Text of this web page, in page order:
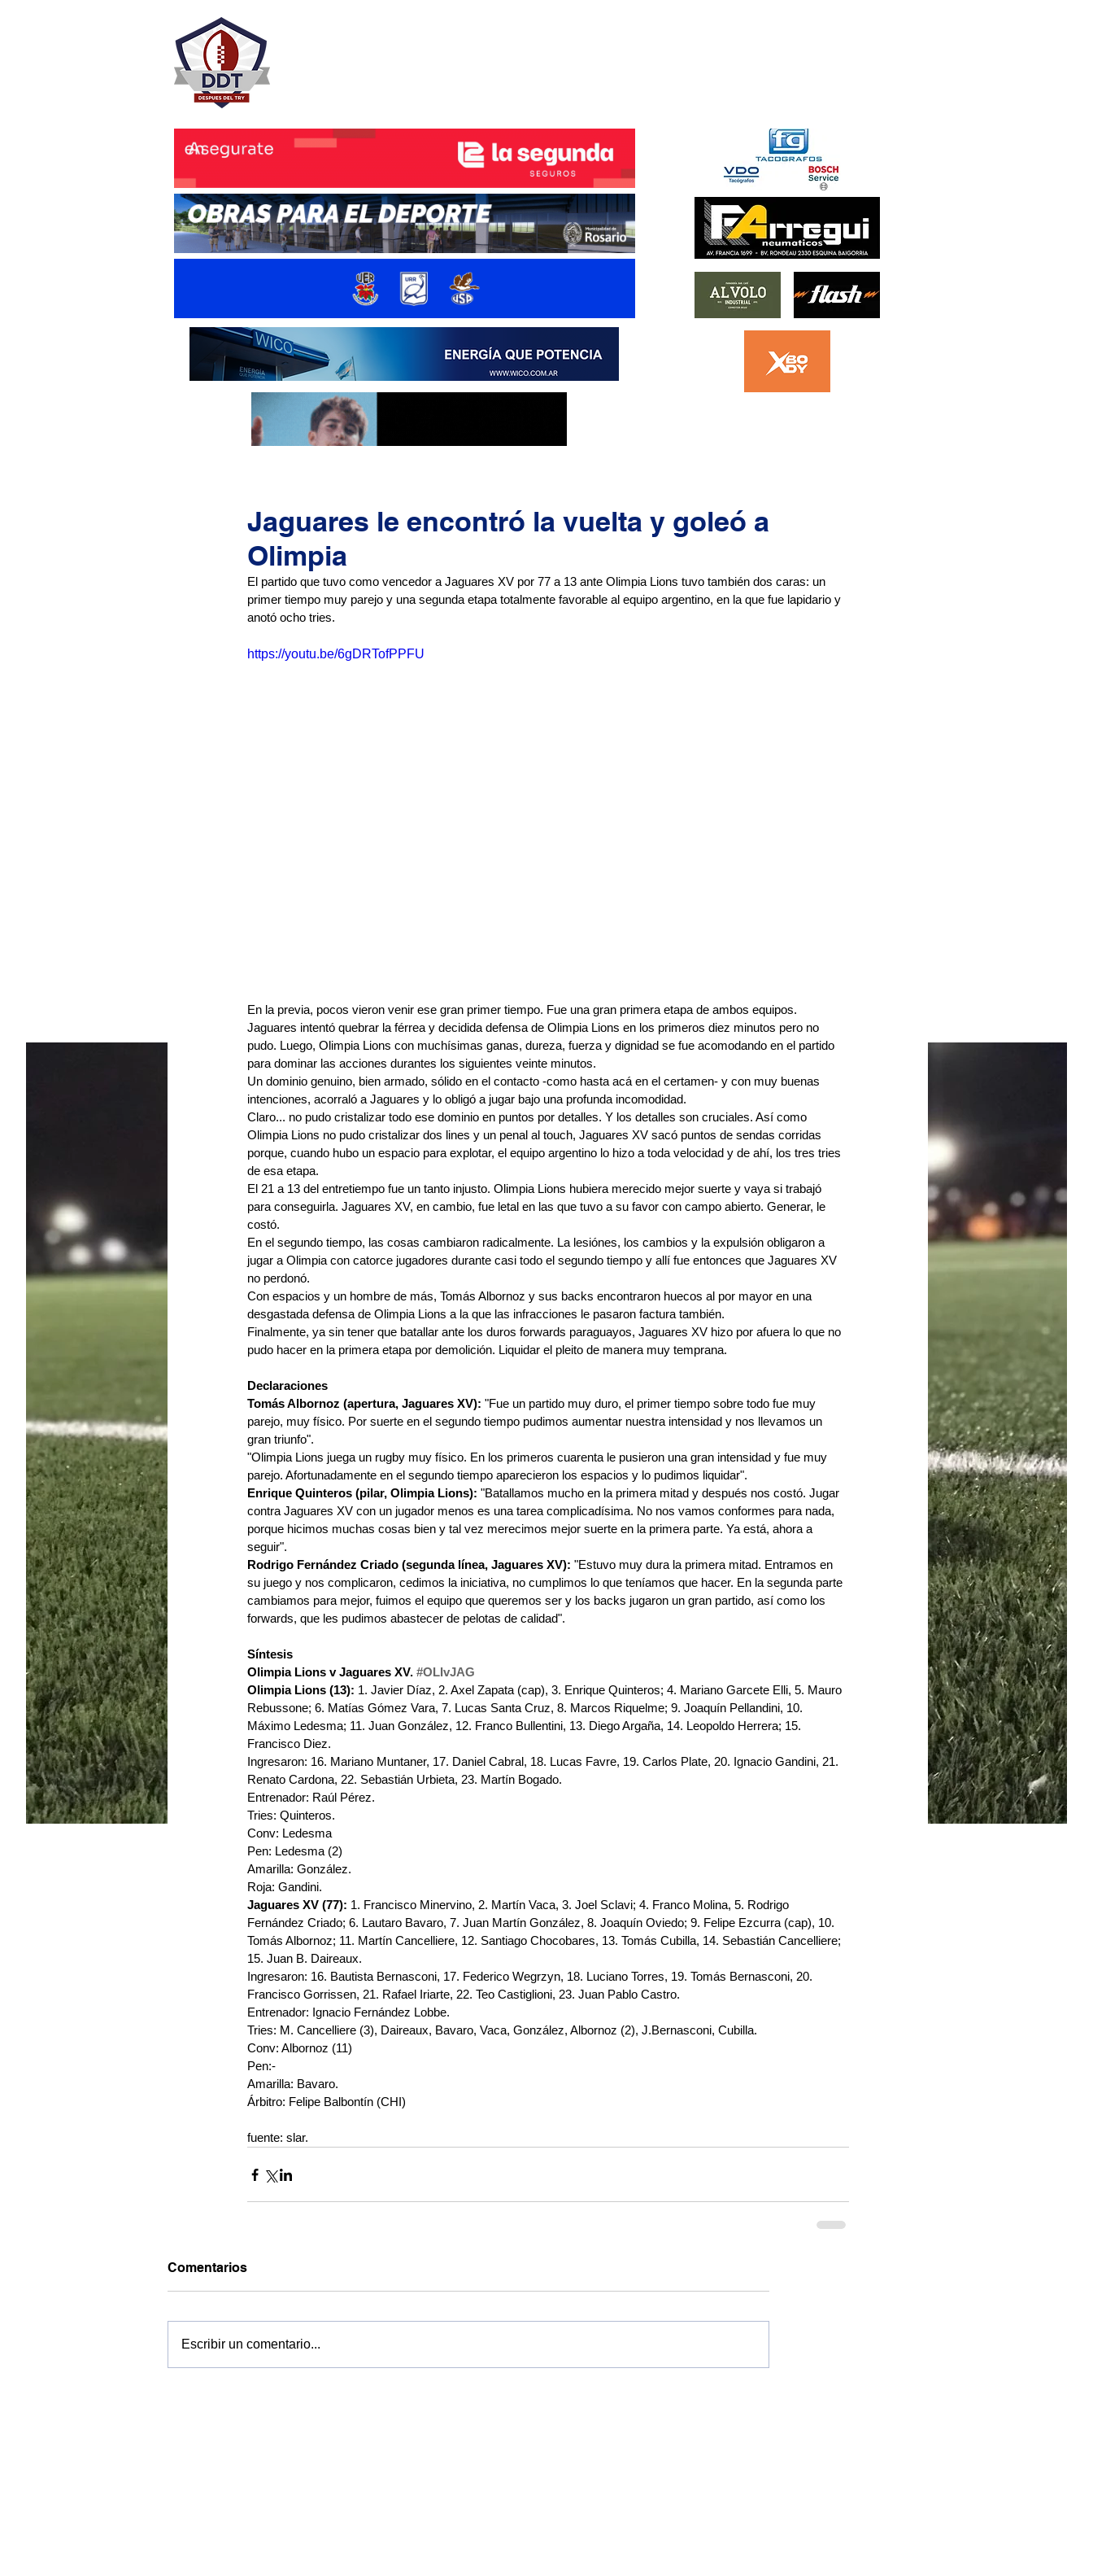
Jaguares le encontró la vuelta y goleó a
Olimpia
El partido que tuvo como vencedor a Jaguares XV por 77 a 13 ante Olimpia Lions tuvo también dos caras: un
primer tiempo muy parejo y una segunda etapa totalmente favorable al equipo argentino, en la que fue lapidario y
anotó ocho tries.
https://youtu.be/6gDRTofPPFU
En la previa, pocos vieron venir ese gran primer tiempo. Fue una gran primera etapa de ambos equipos.
Jaguares intentó quebrar la férrea y decidida defensa de Olimpia Lions en los primeros diez minutos pero no
pudo. Luego, Olimpia Lions con muchísimas ganas, dureza, fuerza y dignidad se fue acomodando en el partido
para dominar las acciones durantes los siguientes veinte minutos.
Un dominio genuino, bien armado, sólido en el contacto -como hasta acá en el certamen- y con muy buenas
intenciones, acorraló a Jaguares y lo obligó a jugar bajo una profunda incomodidad.
Claro... no pudo cristalizar todo ese dominio en puntos por detalles. Y los detalles son cruciales. Así como
Olimpia Lions no pudo cristalizar dos lines y un penal al touch, Jaguares XV sacó puntos de sendas corridas
porque, cuando hubo un espacio para explotar, el equipo argentino lo hizo a toda velocidad y de ahí, los tres tries
de esa etapa.
El 21 a 13 del entretiempo fue un tanto injusto. Olimpia Lions hubiera merecido mejor suerte y vaya si trabajó
para conseguirla. Jaguares XV, en cambio, fue letal en las que tuvo a su favor con campo abierto. Generar, le
costó.
En el segundo tiempo, las cosas cambiaron radicalmente. La lesiónes, los cambios y la expulsión obligaron a
jugar a Olimpia con catorce jugadores durante casi todo el segundo tiempo y allí fue entonces que Jaguares XV
no perdonó.
Con espacios y un hombre de más, Tomás Albornoz y sus backs encontraron huecos al por mayor en una
desgastada defensa de Olimpia Lions a la que las infracciones le pasaron factura también.
Finalmente, ya sin tener que batallar ante los duros forwards paraguayos, Jaguares XV hizo por afuera lo que no
pudo hacer en la primera etapa por demolición. Liquidar el pleito de manera muy temprana.
Declaraciones
Tomás Albornoz (apertura, Jaguares XV): "Fue un partido muy duro, el primer tiempo sobre todo fue muy
parejo, muy físico. Por suerte en el segundo tiempo pudimos aumentar nuestra intensidad y nos llevamos un
gran triunfo".
"Olimpia Lions juega un rugby muy físico. En los primeros cuarenta le pusieron una gran intensidad y fue muy
parejo. Afortunadamente en el segundo tiempo aparecieron los espacios y lo pudimos liquidar".
Enrique Quinteros (pilar, Olimpia Lions): "Batallamos mucho en la primera mitad y después nos costó. Jugar
contra Jaguares XV con un jugador menos es una tarea complicadísima. No nos vamos conformes para nada,
porque hicimos muchas cosas bien y tal vez merecimos mejor suerte en la primera parte. Ya está, ahora a
seguir".
Rodrigo Fernández Criado (segunda línea, Jaguares XV): "Estuvo muy dura la primera mitad. Entramos en
su juego y nos complicaron, cedimos la iniciativa, no cumplimos lo que teníamos que hacer. En la segunda parte
cambiamos para mejor, fuimos el equipo que queremos ser y los backs jugaron un gran partido, así como los
forwards, que les pudimos abastecer de pelotas de calidad".
Síntesis
Olimpia Lions v Jaguares XV. #OLIvJAG
Olimpia Lions (13): 1. Javier Díaz, 2. Axel Zapata (cap), 3. Enrique Quinteros; 4. Mariano Garcete Elli, 5. Mauro
Rebussone; 6. Matías Gómez Vara, 7. Lucas Santa Cruz, 8. Marcos Riquelme; 9. Joaquín Pellandini, 10.
Máximo Ledesma; 11. Juan González, 12. Franco Bullentini, 13. Diego Argaña, 14. Leopoldo Herrera; 15.
Francisco Diez.
Ingresaron: 16. Mariano Muntaner, 17. Daniel Cabral, 18. Lucas Favre, 19. Carlos Plate, 20. Ignacio Gandini, 21.
Renato Cardona, 22. Sebastián Urbieta, 23. Martín Bogado.
Entrenador: Raúl Pérez.
Tries: Quinteros.
Conv: Ledesma
Pen: Ledesma (2)
Amarilla: González.
Roja: Gandini.
Jaguares XV (77): 1. Francisco Minervino, 2. Martín Vaca, 3. Joel Sclavi; 4. Franco Molina, 5. Rodrigo
Fernández Criado; 6. Lautaro Bavaro, 7. Juan Martín González, 8. Joaquín Oviedo; 9. Felipe Ezcurra (cap), 10.
Tomás Albornoz; 11. Martín Cancelliere, 12. Santiago Chocobares, 13. Tomás Cubilla, 14. Sebastián Cancelliere;
15. Juan B. Daireaux.
Ingresaron: 16. Bautista Bernasconi, 17. Federico Wegrzyn, 18. Luciano Torres, 19. Tomás Bernasconi, 20.
Francisco Gorrissen, 21. Rafael Iriarte, 22. Teo Castiglioni, 23. Juan Pablo Castro.
Entrenador: Ignacio Fernández Lobbe.
Tries: M. Cancelliere (3), Daireaux, Bavaro, Vaca, González, Albornoz (2), J.Bernasconi, Cubilla.
Conv: Albornoz (11)
Pen:-
Amarilla: Bavaro.
Árbitro: Felipe Balbontín (CHI)
fuente: slar.
Comentarios
Escribir un comentario...